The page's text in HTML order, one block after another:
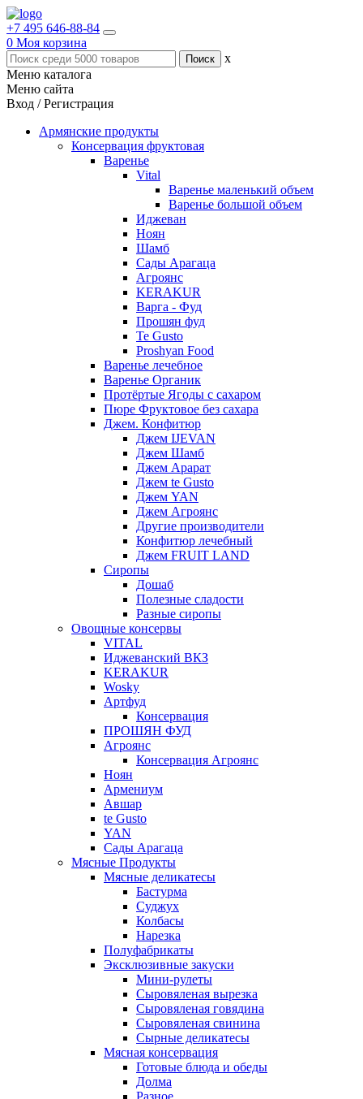
+7 495 646-88-84
0 Моя корзина
x
Меню каталога
Меню сайта
Вход / Регистрация
Армянские продукты
Консервация фруктовая
Варенье
Vital
Варенье маленький объем
Варенье большой объем
Иджеван
Ноян
Шамб
Сады Арагаца
Агроянс
KERAKUR
Варга - Фуд
Прошян фуд
Te Gusto
Proshyan Food
Варенье лечебное
Варенье Органик
Протёртые Ягоды с сахаром
Пюре Фруктовое без сахара
Джем. Конфитюр
Джем IJEVAN
Джем Шамб
Джем Арарат
Джем te Gusto
Джем YAN
Джем Агроянс
Другие производители
Конфитюр лечебный
Джем FRUIT LAND
Сиропы
Дошаб
Полезные сладости
Разные сиропы
Овощные консервы
VITAL
Иджеванский ВКЗ
KERAKUR
Wosky
Артфуд
Консервация
ПРОШЯН ФУД
Агроянс
Консервация Агроянс
Ноян
Армениум
Авшар
te Gusto
YAN
Сады Арагаца
Мясные Продукты
Мясные деликатесы
Бастурма
Суджух
Колбасы
Нарезка
Полуфабрикаты
Эксклюзивные закуски
Мини-рулеты
Сыровяленая вырезка
Сыровяленая говядина
Сыровяленая свинина
Сырные деликатесы
Мясная консервация
Готовые блюда и обеды
Долма
Разное